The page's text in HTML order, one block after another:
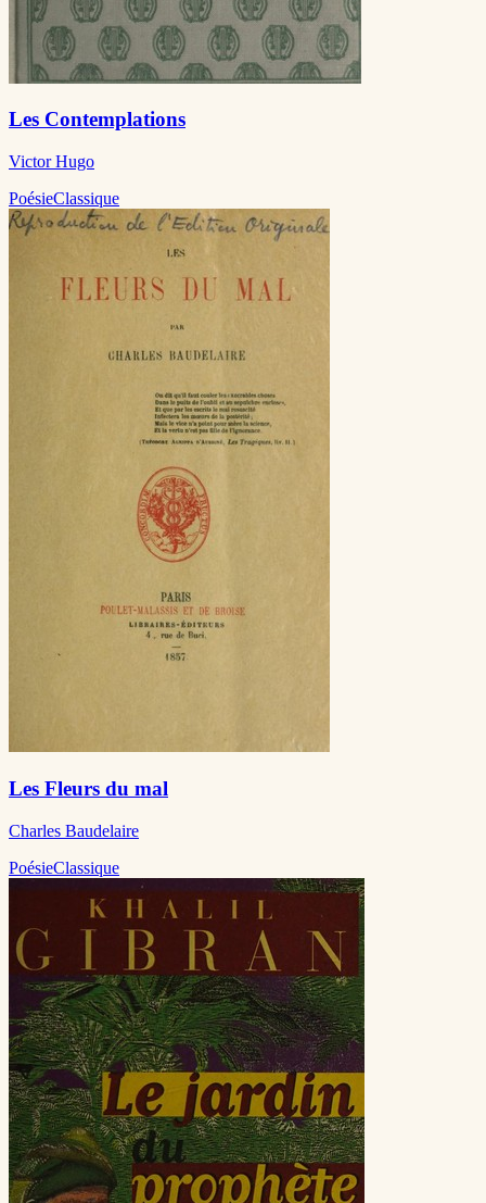
Les Contemplations
Victor Hugo
PoésieClassique
Les Fleurs du mal
Charles Baudelaire
PoésieClassique